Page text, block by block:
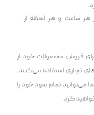
هر ساعت و هر لحظه از
فروش محصولات خود از
تجاری استفاده می‌کنند.
تمام سود خود را
کرد.